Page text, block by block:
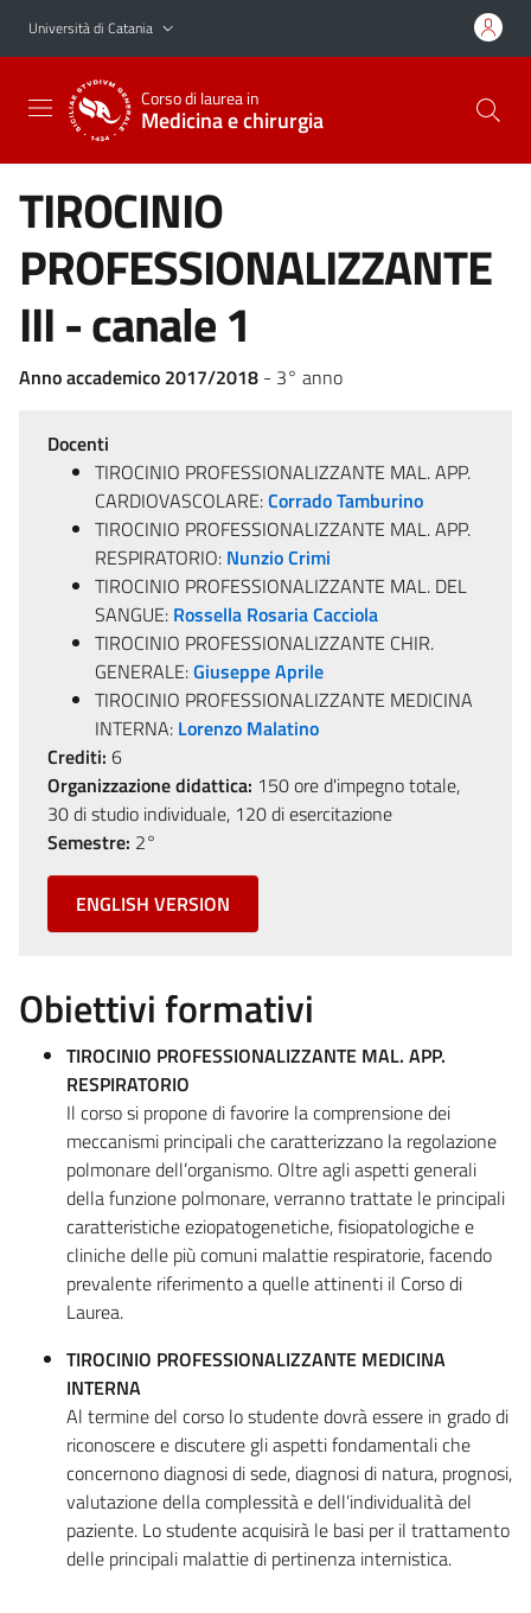
Vai al contenuto principale
Vai al menu di navigazione
Università di Catania
Corso di laurea in
Medicina e chirurgia
TIROCINIO
PROFESSIONALIZZANTE
III - canale 1
Anno accademico 2017/2018 - 3° anno
Docenti
TIROCINIO PROFESSIONALIZZANTE MAL. APP.
CARDIOVASCOLARE:Corrado Tamburino
TIROCINIO PROFESSIONALIZZANTE MAL. APP.
RESPIRATORIO: Nunzio Crimi
TIROCINIO PROFESSIONALIZZANTE MAL. DEL
SANGUE: Rossella Rosaria Cacciola
TIROCINIO PROFESSIONALIZZANTE CHIR.
GENERALE:Giuseppe Aprile
TIROCINIO PROFESSIONALIZZANTE MEDICINA
INTERNA: Lorenzo Malatino
Crediti: 6
Organizzazione didattica: 150 ore d'impegno totale,
30 di studio individuale, 120 di esercitazione
Semestre: 2°
ENGLISH VERSION
Obiettivi formativi
TIROCINIO PROFESSIONALIZZANTE MAL. APP.
RESPIRATORIO
Il corso si propone di favorire la comprensione dei
meccanismi principali che caratterizzano la regolazione
polmonare dell’organismo. Oltre agli aspetti generali
della funzione polmonare, verranno trattate le principali
caratteristiche eziopatogenetiche, fisiopatologiche e
cliniche delle più comuni malattie respiratorie, facendo
prevalente riferimento a quelle attinenti il Corso di
Laurea.
TIROCINIO PROFESSIONALIZZANTE MEDICINA
INTERNA
Al termine del corso lo studente dovrà essere in grado di
riconoscere e discutere gli aspetti fondamentali che
concernono diagnosi di sede, diagnosi di natura, prognosi,
valutazione della complessità e dell’individualità del
paziente. Lo studente acquisirà le basi per il trattamento
delle principali malattie di pertinenza internistica.